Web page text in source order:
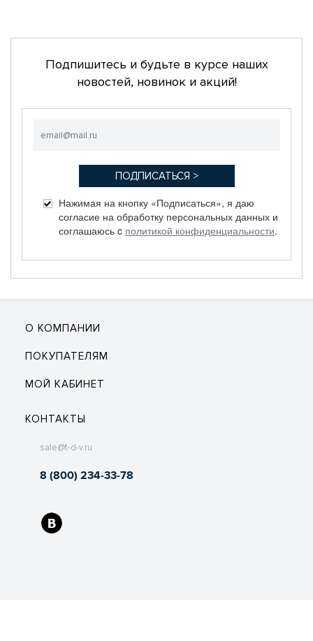
Подпишитесь и будьте в курсе наших
новостей, новинок и акций!
Нажимая на кнопку «Подписаться», я даю
согласие на обработку персональных данных и
соглашаюсь c политикой конфиденциальности.
О КОМПАНИИ
ПОКУПАТЕЛЯМ
МОЙ КАБИНЕТ
КОНТАКТЫ
sale@t-d-v.ru
8 (800) 234-33-78